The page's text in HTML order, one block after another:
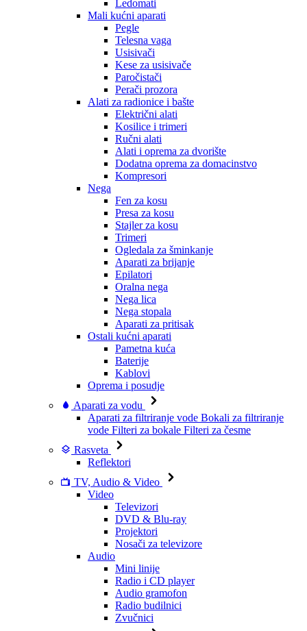
Ledomati
Mali kućni aparati
Pegle
Telesna vaga
Usisivači
Kese za usisivače
Paročistači
Perači prozora
Alati za radionice i bašte
Električni alati
Kosilice i trimeri
Ručni alati
Alati i oprema za dvorište
Dodatna oprema za domacinstvo
Kompresori
Nega
Fen za kosu
Presa za kosu
Stajler za kosu
Trimeri
Ogledala za šminkanje
Aparati za brijanje
Epilatori
Oralna nega
Nega lica
Nega stopala
Aparati za pritisak
Ostali kućni aparati
Pametna kuća
Baterije
Kablovi
Oprema i posudje
Aparati za vodu
Aparati za filtriranje vode Bokali za filtriranje
vode Filteri za bokale Filteri za česme
Rasveta
Reflektori
TV, Audio & Video
Video
Televizori
DVD & Blu-ray
Projektori
Nosači za televizore
Audio
Mini linije
Radio i CD player
Audio gramofon
Radio budilnici
Zvučnici